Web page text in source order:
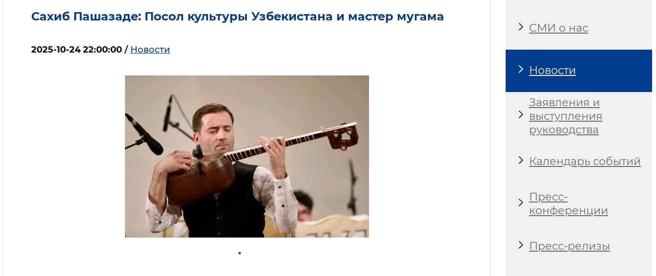
Сахиб Пашазаде: Посол культуры Узбекистана и мастер мугама
2025-10-24 22:00:00 / Новости
СМИ о нас
Новости
Заявления и
выступления
руководства
Календарь событий
Пресс-
конференции
Пресс-релизы